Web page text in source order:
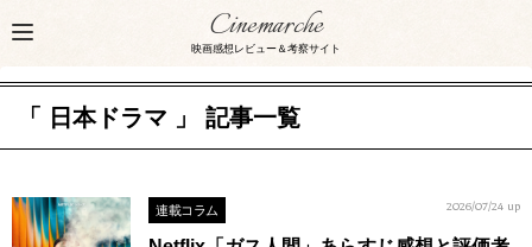
Cinemarche
映画感想レビュー＆考察サイト
「 日本ドラマ 」 記事一覧
連載コラム 2026/07/24 up